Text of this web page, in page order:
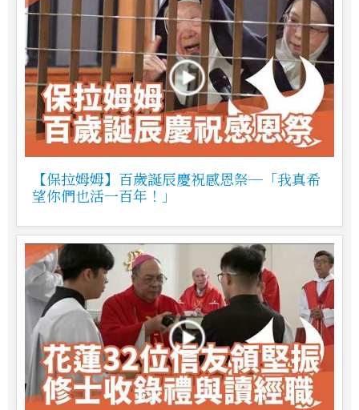
【保拉姆姆】百歲誕辰慶祝感恩祭─「我真希
望你們也活一百年！」